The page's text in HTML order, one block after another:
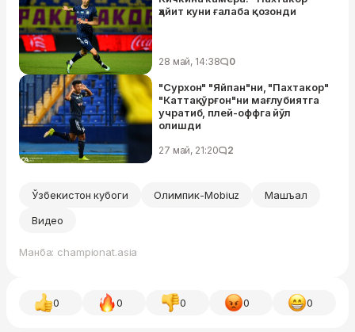
ҳайит куни ғалаба қозонди
28 май, 14:38 0
"Сурхон" "Яйпан"ни, "Пахтакор"
"Каттақўрғон"ни мағлубиятга
учратиб, плей-оффга йўл
олишди
27 май, 21:20 2
Ўзбекистон кубоги Олимпик-Mobiuz
Машъал
Видео
Манба: championat.asia
0 0 0 0 0